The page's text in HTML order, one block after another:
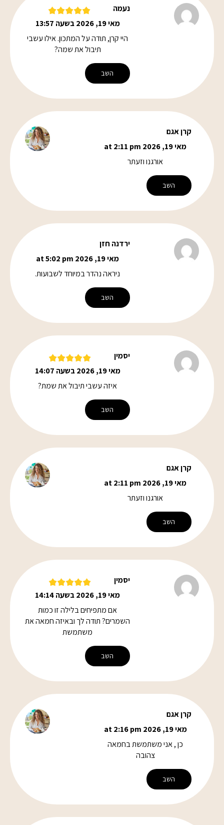
נעמה
מאי 19, 2026 בשעה 13:57
היי קרן, תודה על המתכון. אילו עשבי
תיבול את שמה?
השב
קרן אגם
מאי 19, 2026 at 2:11 pm
אורגנו וזעתר
השב
ירדנה חזן
מאי 19, 2026 at 5:02 pm
ניראה נהדר במיוחד לשבועות.
השב
יסמין
מאי 19, 2026 בשעה 14:07
איזה עשבי תיבול את שמת?
השב
קרן אגם
מאי 19, 2026 at 2:11 pm
אורגנו וזעתר
השב
יסמין
מאי 19, 2026 בשעה 14:14
אם מתפיחים בלילה זו כמות
השמרים? תודה לך ובאיזה חמאה את
משתמשת
השב
קרן אגם
מאי 19, 2026 at 2:16 pm
כן , אני משתמשת בחמאה
צהובה
השב